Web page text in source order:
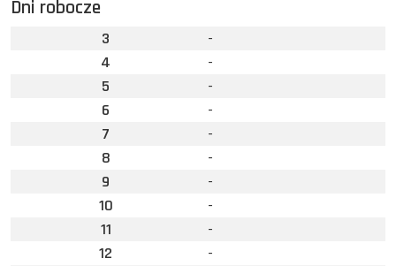
Dni robocze
3
-
4
-
5
-
6
-
7
-
8
-
9
-
10
-
11
-
12
-